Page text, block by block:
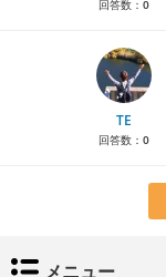
回答数： 0
TE
回答数： 0
メニュー